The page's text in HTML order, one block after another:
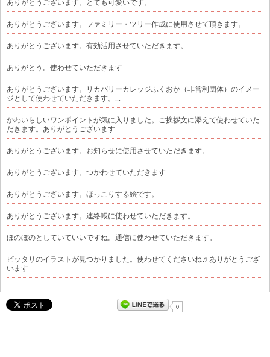
ありがとうございます。とても可愛いです。
ありがとうございます。ファミリー・ツリー作成に使用させて頂きます。
ありがとうございます。有効活用させていただきます。
ありがとう。使わせていただきます
ありがとうございます。リカバリーカレッジふくおか（非営利団体）のイメー
ジとして使わせていただきます。...
かわいらしいワンポイントが気に入りました。ご挨拶文に添えて使わせていた
だきます。ありがとうございます...
ありがとうございます。お知らせに使用させていただきます。
ありがとうございます。つかわせていただきます
ありがとうございます。ほっこりする絵です。
ありがとうございます。連絡帳に使わせていただきます。
ほのぼのとしていていいですね。通信に使わせていただきます。
ピッタリのイラストが見つかりました。使わせてくださいね♬ありがとうござ
います
0